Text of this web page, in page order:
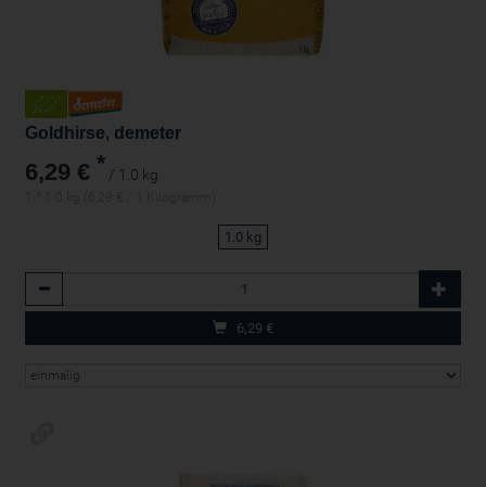
Goldhirse, demeter
6,29 € * / 1.0 kg
1.0 kg
6,29 €